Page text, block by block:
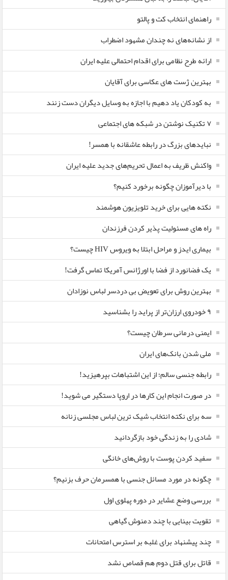
راهنمای انتخاب کت و پالتو
از نشانه‌های نه چندان مشهود اضطراب
ارائه طرح نظامی برای اقدام احتمالی علیه ایران
بهترین ژست های عکاسی برای آقایان
به کودکان یاد دهیم با اجازه به وسایل دیگران دست زنند
۷ تکنیک نوشتن در شبکه های اجتماعی
نبایدهای بزرگ در رابطه عاشقانه با همسر!
واکنش ظریف به اعمال تحریم‌های جدید علیه ایران
با دیرآموزان چگونه برخورد کنیم؟
نکته هایی برای خرید تلویزیون هوشمند
راه های مسئولیت پذیر کردن فرزندان
بیماری ایدز و مراحل ابتلا به ویروس HIV چیست؟
یک فضانورد از فضا با اورژانس آمریکا تماس گرفت!
بهترین روش برای تعویض بی دردسر لباس نوزادان
٩ خودروی ارزان‌تر از پراید را بشناسید
ایمنی درمانی سرطان چیست؟
ملی شدن بانک‌های ایران
رابطه جنسی سالم؛ از این اشتباهات بپرهیزید!
در صورت انجام این کارها در اروپا دستگیر می شوید!
سه برای نکته انتخاب شیک ترین لباس مجلسی زنانه
شادی را به زندگی خود بازگردانید
سفید کردن پوست با روش‌های خانگی
چگونه در مورد مسائل جنسی با همسرمان حرف بزنیم؟
بررسی وضع عشایر در دوره پهلوی اول
تقویت بینایی با چند دمنوش گیاهی
چند پیشنهاد برای غلبه بر استرس امتحانات
قاتل برای قتل دوم هم قصاص نشد